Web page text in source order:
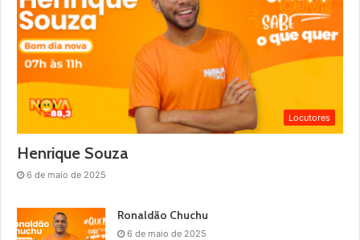
Locutores
Henrique Souza
6 de maio de 2025
Ronaldão Chuchu
6 de maio de 2025